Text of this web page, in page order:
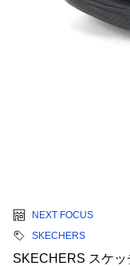
NEXT FOCUS
SKECHERS
SKECHERS スケ